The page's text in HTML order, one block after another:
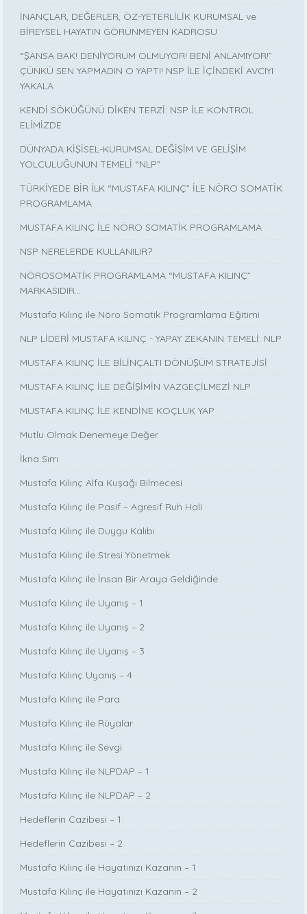
İNANÇLAR, DEĞERLER, ÖZ-YETERLİLİK KURUMSAL ve
BİREYSEL HAYATIN GÖRÜNMEYEN KADROSU
“ŞANSA BAK! DENİYORUM OLMUYOR! BENİ ANLAMIYOR!”
ÇÜNKÜ SEN YAPMADIN O YAPTI! NSP İLE İÇİNDEKİ AVCIYI
YAKALA
KENDİ SÖKÜĞÜNÜ DİKEN TERZİ: NSP İLE KONTROL
ELİMİZDE
DÜNYADA KİŞİSEL-KURUMSAL DEĞİŞİM VE GELİŞİM
YOLCULUĞUNUN TEMELİ “NLP”
TÜRKİYEDE BİR İLK “MUSTAFA KILINÇ” İLE NÖRO SOMATİK
PROGRAMLAMA
MUSTAFA KILINÇ İLE NÖRO SOMATİK PROGRAMLAMA
NSP NERELERDE KULLANILIR?
NÖROSOMATİK PROGRAMLAMA “MUSTAFA KILINÇ”
MARKASIDIR…
Mustafa Kılınç ile Nöro Somatik Programlama Eğitimi
NLP LİDERİ MUSTAFA KILINÇ - YAPAY ZEKANIN TEMELİ: NLP
MUSTAFA KILINÇ İLE BİLİNÇALTI DÖNÜŞÜM STRATEJİSİ
MUSTAFA KILINÇ İLE DEĞİŞİMİN VAZGEÇİLMEZİ NLP
MUSTAFA KILINÇ İLE KENDİNE KOÇLUK YAP
Mutlu Olmak Denemeye Değer
İkna Sırrı
Mustafa Kılınç Alfa Kuşağı Bilmecesi
Mustafa Kılınç ile Pasif – Agresif Ruh Hali
Mustafa Kılınç ile Duygu Kalıbı
Mustafa Kılınç ile Stresi Yönetmek
Mustafa Kılınç ile İnsan Bir Araya Geldiğinde
Mustafa Kılınç ile Uyanış – 1
Mustafa Kılınç ile Uyanış – 2
Mustafa Kılınç ile Uyanış – 3
Mustafa Kılınç Uyanış – 4
Mustafa Kılınç ile Para
Mustafa Kılınç ile Rüyalar
Mustafa Kılınç ile Sevgi
Mustafa Kılınç ile NLPDAP – 1
Mustafa Kılınç ile NLPDAP – 2
Hedeflerin Cazibesi – 1
Hedeflerin Cazibesi – 2
Mustafa Kılınç ile Hayatınızı Kazanın – 1
Mustafa Kılınç ile Hayatınızı Kazanın – 2